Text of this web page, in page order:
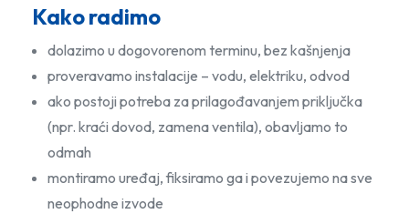
Kako radimo
dolazimo u dogovorenom terminu, bez kašnjenja
proveravamo instalacije – vodu, elektriku, odvod
ako postoji potreba za prilagođavanjem priključka
(npr. kraći dovod, zamena ventila), obavljamo to
odmah
montiramo uređaj, fiksiramo ga i povezujemo na sve
neophodne izvode